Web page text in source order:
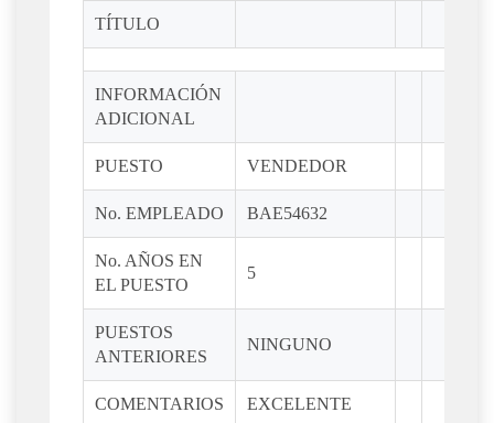
TÍTULO
INFORMACIÓN
ADICIONAL
PUESTO VENDEDOR
No. EMPLEADO BAE54632
No. AÑOS EN
EL PUESTO
5
PUESTOS
ANTERIORES
NINGUNO
COMENTARIOS EXCELENTE